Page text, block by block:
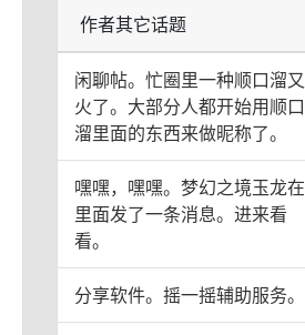
作者其它话题
闲聊帖。忙圈里一种顺口溜又
火了。大部分人都开始用顺口
溜里面的东西来做昵称了。
嘿嘿，嘿嘿。梦幻之境玉龙在
里面发了一条消息。进来看
看。
分享软件。摇一摇辅助服务。